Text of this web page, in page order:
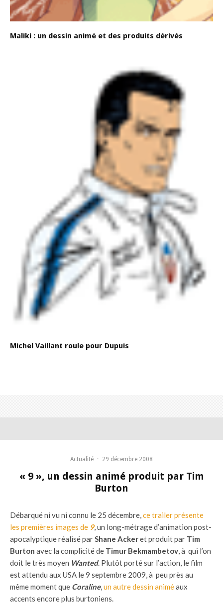
Maliki : un dessin animé et des produits dérivés
Michel Vaillant roule pour Dupuis
Actualité · 29 décembre 2008
« 9 », un dessin animé produit par Tim
Burton
Débarqué ni vu ni connu le 25 décembre,ce trailer présente
les premières images de 9, un long-métrage d’animation post-
apocalyptique réalisé parShane Ackeret produit par Tim
Burton avec la complicité de Timur Bekmambetov, à qui l’on
doit le très moyen Wanted. Plutôt porté sur l’action, le film
est attendu aux USA le 9 septembre 2009, à peu près au
même moment que Coraline,un autre dessin animéaux
accents encore plus burtoniens.